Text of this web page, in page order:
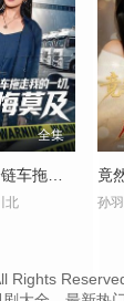
全集
三十辆冷链车拖走我的一切，他追悔莫及
北 孙
Rights